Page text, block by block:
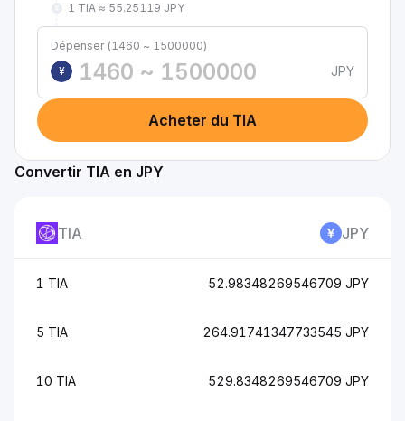
1 TIA ≈ 55.25119 JPY
Dépenser (1460 ~ 1500000)
¥
JPY
Acheter du TIA
Convertir TIA en JPY
TIA JPY
1 TIA 52.98348269546709 JPY
5 TIA 264.91741347733545 JPY
10 TIA 529.8348269546709 JPY